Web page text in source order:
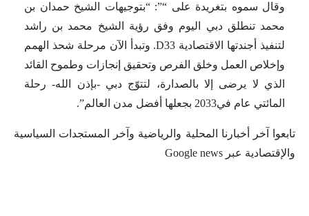
وقال سموه بتغريدة على “”: “بتوجيهات الشيخ حمدان بن
محمد تنطلق دبي اليوم وفق رؤية الشيخ محمد بن راشد
لتنفيذ أجندتها الاقتصادية D33. وتبدأ الآن مرحلة شحذ الهمم
وإخلاص العمل وخلق الفرص وتحقيق إنجازات وطموح القائد
الذي لا يرضى إلا بالصدارة، لتتوّج دبي -بإذن الله- رحلة
المائتي عام في2033 بجعلها أفضل مدن العالم”.
تابعوا آخر أخبارنا المحلية والرياضية وآخر المستجدات السياسية
والإقتصادية عبر Google news